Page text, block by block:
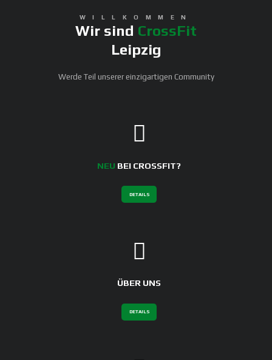
WILLKOMMEN
Wir sind CrossFit
Leipzig
Werde Teil unserer einzigartigen Community
NEU BEI CROSSFIT?
DETAILS
ÜBER UNS
DETAILS